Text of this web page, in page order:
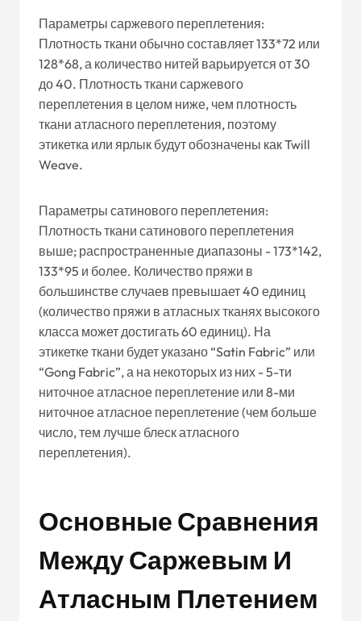
Параметры саржевого переплетения:
Плотность ткани обычно составляет 133*72 или
128*68, а количество нитей варьируется от 30
до 40. Плотность ткани саржевого
переплетения в целом ниже, чем плотность
ткани атласного переплетения, поэтому
этикетка или ярлык будут обозначены как Twill
Weave.
Параметры сатинового переплетения:
Плотность ткани сатинового переплетения
выше; распространенные диапазоны - 173*142,
133*95 и более. Количество пряжи в
большинстве случаев превышает 40 единиц
(количество пряжи в атласных тканях высокого
класса может достигать 60 единиц). На
этикетке ткани будет указано “Satin Fabric” или
“Gong Fabric”, а на некоторых из них - 5-ти
ниточное атласное переплетение или 8-ми
ниточное атласное переплетение (чем больше
число, тем лучше блеск атласного
переплетения).
Основные Сравнения
Между Саржевым И
Атласным Плетением